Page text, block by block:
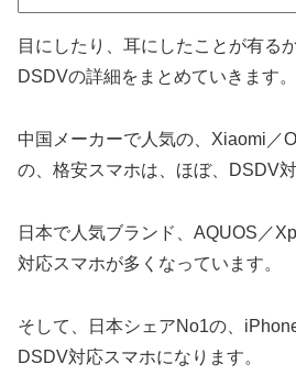
目にしたり、耳にしたことが有る
DSDVの詳細をまとめていきます。
中国メーカーで人気の、Xiaomi／
の、格安スマホは、ほぼ、DSDV
日本で人気ブランド、AQUOS／
対応スマホが多くなっています。
そして、日本シェアNo1の、
DSDV対応スマホになります。